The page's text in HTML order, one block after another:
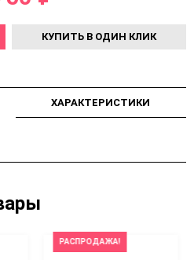
КУПИТЬ В ОДИН КЛИК
ХАРАКТЕРИСТИКИ
РАСПРОДАЖА!